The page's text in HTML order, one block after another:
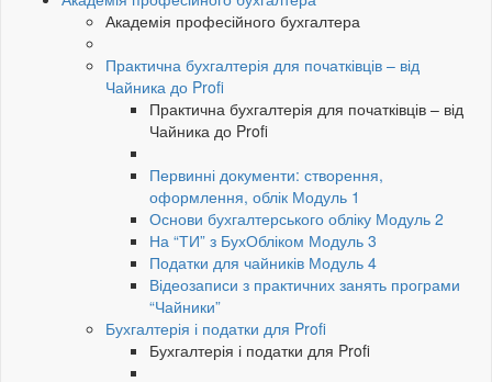
Академія професійного бухгалтера
Практична бухгалтерія для початківців – від
Чайника до Profi
Практична бухгалтерія для початківців – від
Чайника до Profi
Первинні документи: створення,
оформлення, облік Модуль 1
Основи бухгалтерського обліку Модуль 2
На “ТИ” з БухОбліком Модуль 3
Податки для чайників Модуль 4
Відеозаписи з практичних занять програми
“Чайники”
Бухгалтерія і податки для Profi
Бухгалтерія і податки для Profi